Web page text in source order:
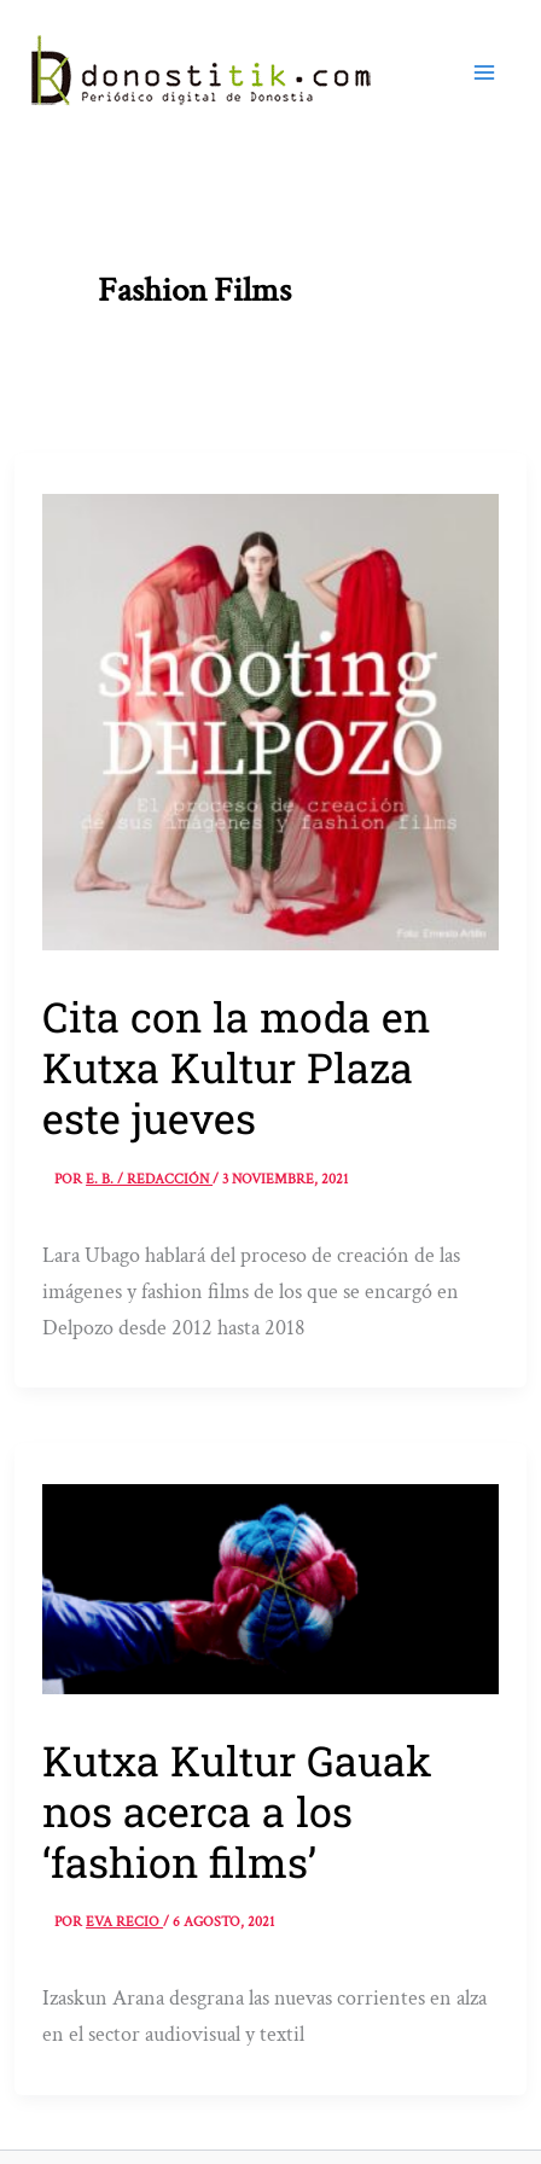
contenido
Fashion Films
Cita con la moda en
Kutxa Kultur Plaza
este jueves
PORE. B. / REDACCIÓN/3 NOVIEMBRE, 2021
Lara Ubago hablará del proceso de creación de las
imágenes y fashion films de los que se encargó en
Delpozo desde 2012 hasta 2018
Kutxa Kultur Gauak
nos acerca a los
‘fashion films’
POREVA RECIO/6 AGOSTO, 2021
Izaskun Arana desgrana las nuevas corrientes en alza
en el sector audiovisual y textil